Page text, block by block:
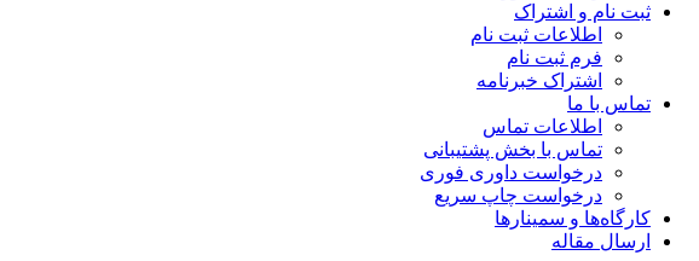
ثبت نام و اشتراک
اطلاعات ثبت نام
فرم ثبت نام
اشتراک خبرنامه
تماس با ما
اطلاعات تماس
تماس با بخش پشتیبانی
درخواست داوری فوری
درخواست چاپ سریع
کارگاه‌ها و سمینارها
ارسال مقاله